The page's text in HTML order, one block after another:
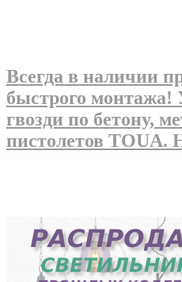
Всегда в наличии
быстрого монтажа!
гвозди по бетону,
пистолетов TOUA.